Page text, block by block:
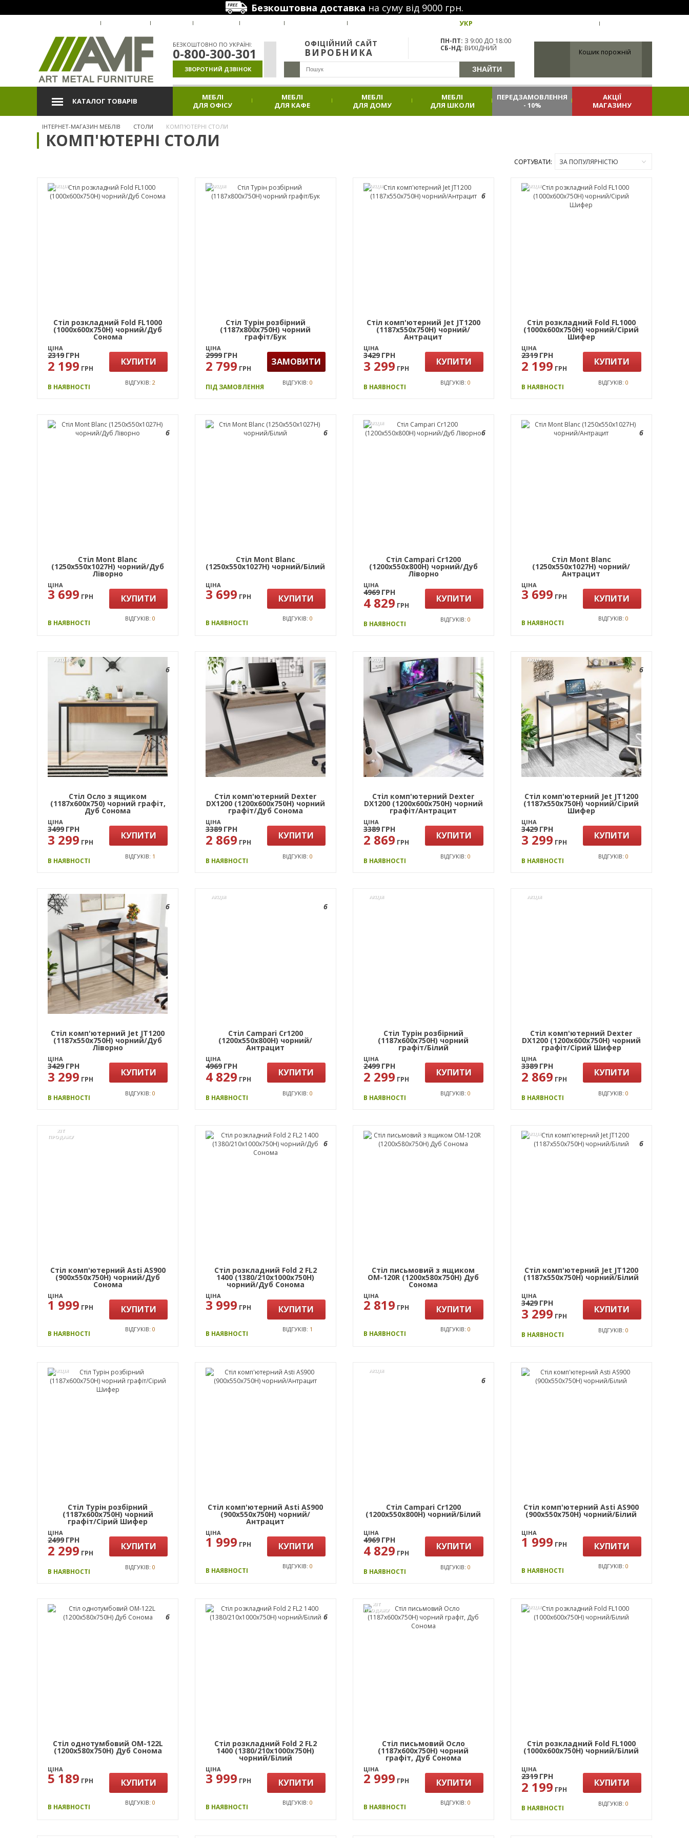
Безкоштовна доставка на суму від 9000 грн.
УКР
БЕЗКОШТОВНО ПО УКРАЇНІ:
0-800-300-301
ЗВОРОТНИЙ ДЗВІНОК
ОФІЦІЙНИЙ САЙТ
ВИРОБНИКА
ПН-ПТ: З 9:00 ДО 18:00
СБ-НД: ВИХІДНИЙ Кошик порожній
КАТАЛОГ ТОВАРІВ
МЕБЛІ
ДЛЯ ОФІСУ
МЕБЛІ
ДЛЯ КАФЕ
МЕБЛІ
ДЛЯ ДОМУ
МЕБЛІ
ДЛЯ ШКОЛИ
ПЕРЕДЗАМОВЛЕННЯ
- 10%
АКЦІЇ
МАГАЗИНУ
ІНТЕРНЕТ-МАГАЗИН МЕБЛІВ СТОЛИ КОМП'ЮТЕРНІ СТОЛИ
КОМП'ЮТЕРНІ СТОЛИ
СОРТУВАТИ: ЗА ПОПУЛЯРНІСТЮ
АКЦІЯ
Стіл розкладний Fold FL1000
(1000х600х750Н) чорний/Дуб
Сонома
ЦІНА
2319 ГРН
2 199 ГРН
КУПИТИ
В НАЯВНОСТІ
ВІДГУКІВ: 2
АКЦІЯ
Стіл Турін розбірний
(1187х800х750H) чорний
графіт/Бук
ЦІНА
2999 ГРН
2 799 ГРН
ЗАМОВИТИ
ПІД ЗАМОВЛЕННЯ
ВІДГУКІВ:0
АКЦІЯ
6
Стіл комп'ютерний Jet JT1200
(1187х550х750Н) чорний/
Антрацит
ЦІНА
3429 ГРН
3 299 ГРН
КУПИТИ
В НАЯВНОСТІ
ВІДГУКІВ:0
АКЦІЯ
Стіл розкладний Fold FL1000
(1000х600х750Н) чорний/Сірий
Шифер
ЦІНА
2319 ГРН
2 199 ГРН
КУПИТИ
В НАЯВНОСТІ
ВІДГУКІВ:0
6
Стіл Mont Blanc
(1250х550х1027Н) чорний/Дуб
Ліворно
ЦІНА
3 699 ГРН КУПИТИ
В НАЯВНОСТІ
ВІДГУКІВ: 0
6
Стіл Mont Blanc
(1250х550х1027Н) чорний/Білий
ЦІНА
3 699 ГРН КУПИТИ
В НАЯВНОСТІ
ВІДГУКІВ:0
АКЦІЯ
6
Стіл Campari Cr1200
(1200х550х800Н) чорний/Дуб
Ліворно
ЦІНА
4969 ГРН
4 829 ГРН
КУПИТИ
В НАЯВНОСТІ
ВІДГУКІВ:0
6
Стіл Mont Blanc
(1250х550х1027Н) чорний/
Антрацит
ЦІНА
3 699 ГРН КУПИТИ
В НАЯВНОСТІ
ВІДГУКІВ:0
АКЦІЯ
6
Стіл Осло з ящиком
(1187х600х750) чорний графіт,
Дуб Сонома
ЦІНА
3499 ГРН
3 299 ГРН
КУПИТИ
В НАЯВНОСТІ
ВІДГУКІВ: 1
АКЦІЯ
Стіл комп'ютерний Dexter
DX1200 (1200х600х750Н) чорний
графіт/Дуб Сонома
ЦІНА
3389 ГРН
2 869 ГРН
КУПИТИ
В НАЯВНОСТІ
ВІДГУКІВ:0
АКЦІЯ
Стіл комп'ютерний Dexter
DX1200 (1200х600х750Н) чорний
графіт/Антрацит
ЦІНА
3389 ГРН
2 869 ГРН
КУПИТИ
В НАЯВНОСТІ
ВІДГУКІВ:0
АКЦІЯ
6
Стіл комп'ютерний Jet JT1200
(1187х550х750Н) чорний/Сірий
Шифер
ЦІНА
3429 ГРН
3 299 ГРН
КУПИТИ
В НАЯВНОСТІ
ВІДГУКІВ:0
АКЦІЯ
6
Стіл комп'ютерний Jet JT1200
(1187х550х750Н) чорний/Дуб
Ліворно
ЦІНА
3429 ГРН
3 299 ГРН
КУПИТИ
В НАЯВНОСТІ
ВІДГУКІВ: 0
АКЦІЯ
6
Стіл Campari Cr1200
(1200х550х800Н) чорний/
Антрацит
ЦІНА
4969 ГРН
4 829 ГРН
КУПИТИ
В НАЯВНОСТІ
ВІДГУКІВ:0
АКЦІЯ
Стіл Турін розбірний
(1187х600х750H) чорний
графіт/Білий
ЦІНА
2499 ГРН
2 299 ГРН
КУПИТИ
В НАЯВНОСТІ
ВІДГУКІВ:0
АКЦІЯ
Стіл комп'ютерний Dexter
DX1200 (1200х600х750Н) чорний
графіт/Сірий Шифер
ЦІНА
3389 ГРН
2 869 ГРН
КУПИТИ
В НАЯВНОСТІ
ВІДГУКІВ:0
ХІТ
ПРОДАЖУ
Стіл комп'ютерний Asti AS900
(900х550х750Н) чорний/Дуб
Сонома
ЦІНА
1 999 ГРН КУПИТИ
В НАЯВНОСТІ
ВІДГУКІВ: 0
6
Стіл розкладний Fold 2 FL2
1400 (1380/210х1000х750Н)
чорний/Дуб Сонома
ЦІНА
3 999 ГРН КУПИТИ
В НАЯВНОСТІ
ВІДГУКІВ: 1
Стіл письмовий з ящиком
ОМ-120R (1200х580х750Н) Дуб
Сонома
ЦІНА
2 819 ГРН КУПИТИ
В НАЯВНОСТІ
ВІДГУКІВ:0
АКЦІЯ
6
Стіл комп'ютерний Jet JT1200
(1187х550х750Н) чорний/Білий
ЦІНА
3429 ГРН
3 299 ГРН
КУПИТИ
В НАЯВНОСТІ
ВІДГУКІВ:0
АКЦІЯ
Стіл Турін розбірний
(1187х600х750H) чорний
графіт/Сірий Шифер
ЦІНА
2499 ГРН
2 299 ГРН
КУПИТИ
В НАЯВНОСТІ
ВІДГУКІВ: 0
Стіл комп'ютерний Asti AS900
(900х550х750Н) чорний/
Антрацит
ЦІНА
1 999 ГРН КУПИТИ
В НАЯВНОСТІ
ВІДГУКІВ:0
АКЦІЯ
6
Стіл Campari Cr1200
(1200х550х800Н) чорний/Білий
ЦІНА
4969 ГРН
4 829 ГРН
КУПИТИ
В НАЯВНОСТІ
ВІДГУКІВ:0
Стіл комп'ютерний Asti AS900
(900х550х750Н) чорний/Білий
ЦІНА
1 999 ГРН КУПИТИ
В НАЯВНОСТІ
ВІДГУКІВ:0
6
Стіл однотумбовий ОМ-122L
(1200х580х750Н) Дуб Сонома
ЦІНА
5 189 ГРН КУПИТИ
В НАЯВНОСТІ
ВІДГУКІВ: 0
6
Стіл розкладний Fold 2 FL2
1400 (1380/210х1000х750Н)
чорний/Білий
ЦІНА
3 999 ГРН КУПИТИ
В НАЯВНОСТІ
ВІДГУКІВ:0
ХІТ
ПРОДАЖУ
Стіл письмовий Осло
(1187х600х750Н) чорний
графіт, Дуб Сонома
ЦІНА
2 999 ГРН КУПИТИ
В НАЯВНОСТІ
ВІДГУКІВ:0
АКЦІЯ
Стіл розкладний Fold FL1000
(1000х600х750Н) чорний/Білий
ЦІНА
2319 ГРН
2 199 ГРН
КУПИТИ
В НАЯВНОСТІ
ВІДГУКІВ:0